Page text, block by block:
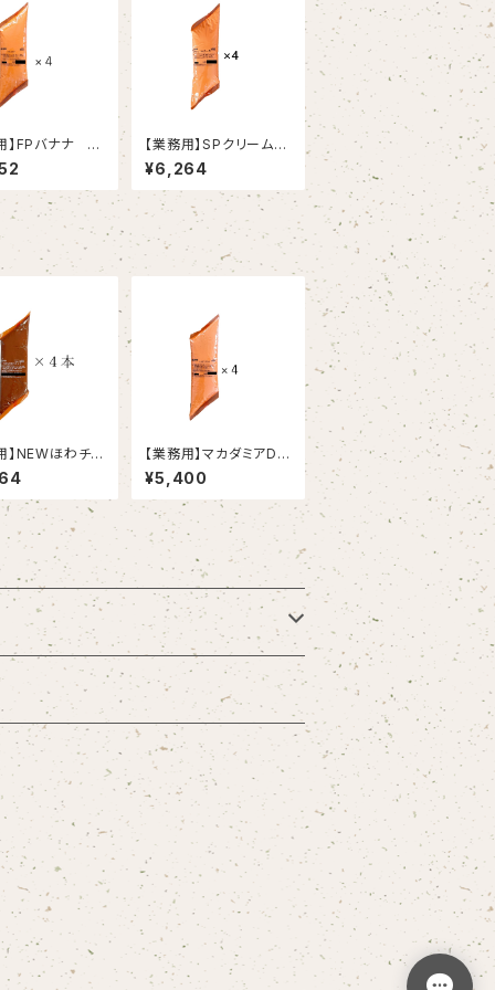
】FPバナナ 1
【業務用】SPクリームチ
ーズ 1kg×4
¥6,264
】NEWほわチョ
【業務用】マカダミアDX
1㎏×4
¥5,400